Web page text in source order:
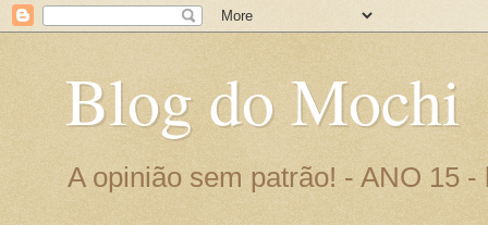
Blog do Mochi
A opinião sem patrão! - ANO 15